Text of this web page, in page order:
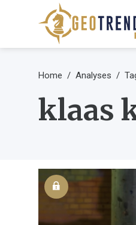
Home Analyses
klaas